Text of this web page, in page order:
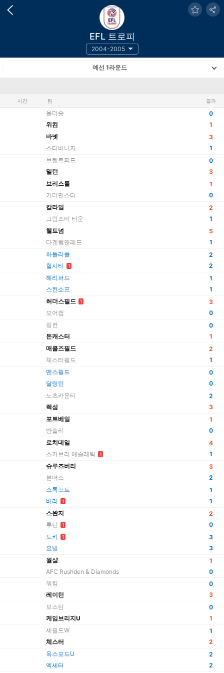
EFL 트로피
2004-2005
예선 1라운드
시간 팀 결과
올더숏
위컴
0
1
바넷
스티버니지
3
1
브렌트퍼드
밀턴
0
3
브리스톨
키더민스터
1
0
칼라일
그림즈비 타운
2
1
첼트넘
다겐햄앤레드
5
1
하틀리풀
헐시티
1
2
2
헤리퍼드
스컨소프
1
1
허더스필드
1
모어캠
3
0
링컨
돈캐스터
0
1
매클즈필드
체스터필드
2
1
맨스필드
달링턴
0
0
노츠카운티
렉섬
2
3
포트베일
반슬리
1
0
로치데일
스카브러 애슬레틱
1
4
1
슈루즈버리
본머스
3
2
스톡포트
버리
1
1
1
스완지
루턴
1
2
0
토키
1
요빌
3
3
월샬
AFC Rushden & Diamonds
1
0
워킹
레이턴
0
3
보스턴
케임브리지U
0
1
셰필드W
체스터
1
2
옥스포드U
엑세터
2
2